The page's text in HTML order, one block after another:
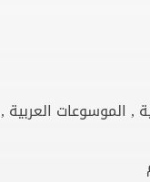
, الموسوعات العربية ,